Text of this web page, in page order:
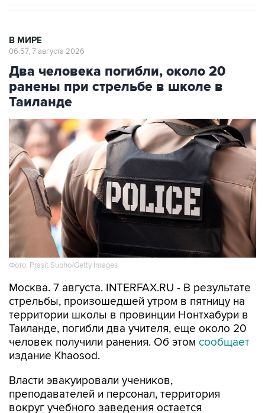
Два человека погибли, около 20
ранены при стрельбе в школе в
Таиланде
Фото: Prasit Supho/Getty Images
Москва. 7 августа. INTERFAX.RU - В результате
территории школы в провинции Нонтхабури в
Таиланде, погибли два учителя, еще около 20
человек получили ранения. Об этомсообщает
издание Khaosod.
Власти эвакуировали учеников,
вокруг учебного заведения остается
оцепленной.